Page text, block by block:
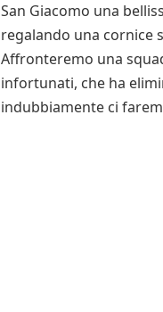
San Giacomo una
regalando una cornice
Affronteremo una
infortunati, che ha
indubbiamente ci